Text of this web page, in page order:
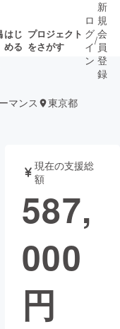
はじ
める
プロジェクト
をさがす
ゲーム・サ
書籍・雑誌
ロ
グ
イ
ン
/
新
規
会
員
登
録
マンス 東京都
現在の支援総
額
587,
000
円